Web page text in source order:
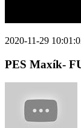
2020-11-29
PES Maxík-